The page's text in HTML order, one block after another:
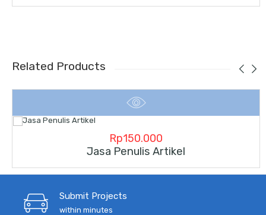
Related Products
Rp150.000
Jasa Penulis Artikel
Submit Projects
within minutes